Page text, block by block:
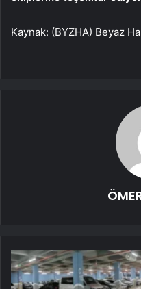
Kaynak: (BYZHA) Beyaz